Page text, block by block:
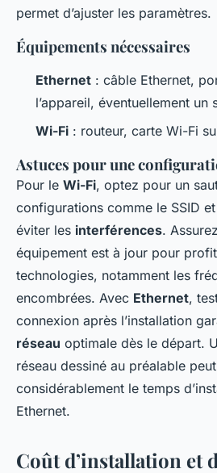
permet d’ajuster les paramètres.
Équipements nécessaires
Ethernet : câble Ethernet,
l’appareil, éventuellement un
Wi-Fi : routeur, carte Wi-Fi
Astuces pour une
Pour le Wi-Fi, optez pour un
configurations comme le SSID
éviter les interférences.
équipement est à jour pour
technologies, notamment les
encombrées. Avec Ethernet,
connexion après l’installation
réseau optimale dès le départ.
réseau dessiné au préalable
considérablement le temps
Ethernet.
Coût d’installation et